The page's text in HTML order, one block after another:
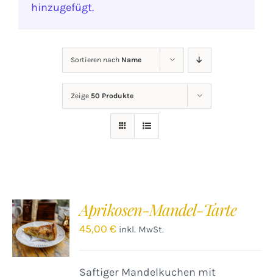
hinzugefügt.
Sortieren nach Name
Zeige 50 Produkte
IN DEN
WARENKORB
/
DETAILS
Aprikosen-Mandel-Tarte
45,00€ inkl. MwSt.
Saftiger Mandelkuchen mit